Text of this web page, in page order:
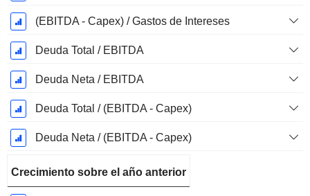
(EBITDA - Capex) / Gastos de Intereses
Deuda Total / EBITDA
Deuda Neta / EBITDA
Deuda Total / (EBITDA - Capex)
Deuda Neta / (EBITDA - Capex)
Crecimiento sobre el año anterior